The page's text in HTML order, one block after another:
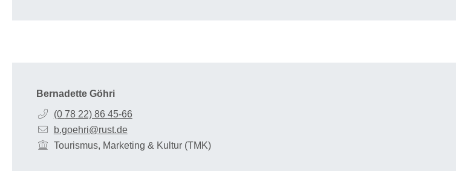
Bernadette Göhri
(0 78 22) 86 45-66
b.goehri@rust.de
Tourismus, Marketing & Kultur (TMK)